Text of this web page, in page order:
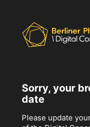
Sorry, your
date
Please update